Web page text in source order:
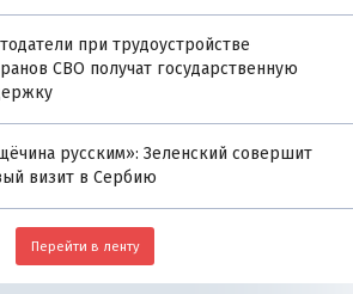
при трудоустройстве
СВО получат государственную
русским»: Зеленский совершит
визит в Сербию
Перейти в ленту